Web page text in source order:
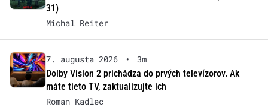
31)
Michal Reiter
7. augusta 2026 •
3m
Dolby Vision 2 prichádza do prvých televízorov. Ak
máte tieto TV, zaktualizujte ich
Roman Kadlec